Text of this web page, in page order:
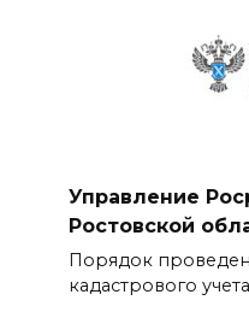
Управление
Ростовской
Порядок
кадастрового учета